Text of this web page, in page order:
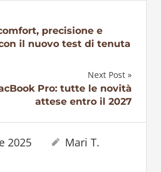
precisione e
il nuovo test di tenuta
Next Post
Pro: tutte le novità
attese entro il 2027
2025
Mari T.